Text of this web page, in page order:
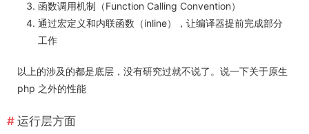
函数调用机制（Function Calling Convention）
通过宏定义和内联函数（inline），让编译器提前完成部分
工作
以上的涉及的都是底层，没有研究过就不说了。说一下关于原生
php 之外的性能
运行层方面